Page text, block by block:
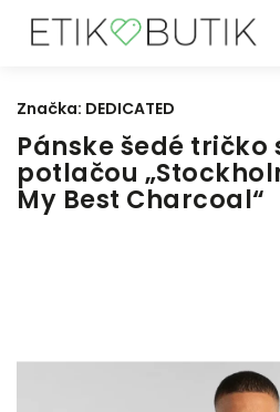
Pánske šedé tričko
potlačou
My Best Charcoal“
Značka: DEDICATED